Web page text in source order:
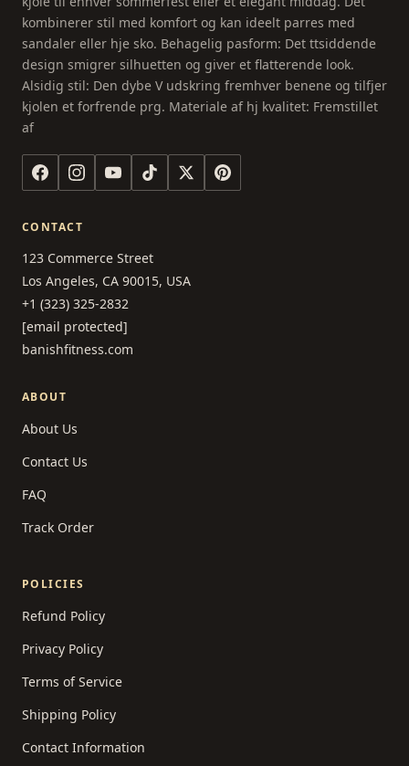
kombinerer stil med komfort og kan ideelt parres med
sandaler eller hje sko. Behagelig pasform: Det ttsiddende
design smigrer silhuetten og giver et flatterende look.
Alsidig stil: Den dybe V udskring fremhver benene og tilfjer
kjolen et forfrende prg. Materiale af hj kvalitet: Fremstillet
af
CONTACT
123 Commerce Street
Los Angeles, CA 90015, USA
+1 (323) 325-2832
[email protected]
banishfitness.com
ABOUT
About Us
Contact Us
FAQ
Track Order
POLICIES
Refund Policy
Privacy Policy
Terms of Service
Shipping Policy
Contact Information